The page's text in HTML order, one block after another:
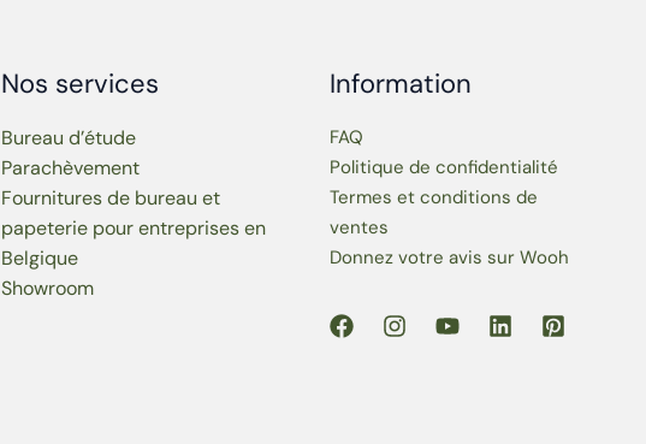
Nos services
Bureau d’étude
Parachèvement
Fournitures de bureau et
papeterie pour entreprises en
Belgique
Showroom
Information
FAQ
Politique de confidentialité
Termes et conditions de
ventes
Donnez votre avis sur Wooh